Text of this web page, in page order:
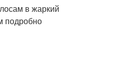
в жаркий
подробно